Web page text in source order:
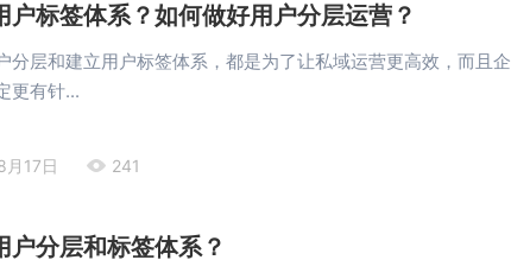
户标签体系？如何做好用户分层运营？
分层和建立用户标签体系，都是为了让私域运营更高效，而且企
更有针...
17日 241
分层和标签体系？